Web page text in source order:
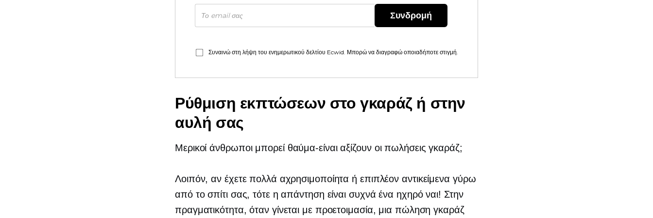
Συνδρομή
Συναινώ στη λήψη του ενημερωτικού δελτίου Ecwid. Μπορώ να διαγραφώ οποιαδήποτε στιγμή.
Ρύθμιση εκπτώσεων στο γκαράζ ή στην
αυλή σας
Μερικοί άνθρωποι μπορεί θαύμα-είναιαξίζουν οι πωλήσεις γκαράζ;
Λοιπόν, αν έχετε πολλά αχρησιμοποίητα ή επιπλέον αντικείμενα γύρω
από το σπίτι σας, τότε η απάντηση είναι συχνά ένα ηχηρό ναι! Στην
πραγματικότητα, όταν γίνεται με προετοιμασία, μια πώληση γκαράζ